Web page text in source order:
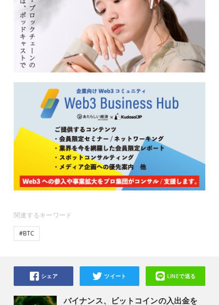
関連するキーワード
#BTC
バイナンス、ビットコインの入出金を
シェア ツイート LINEで送る